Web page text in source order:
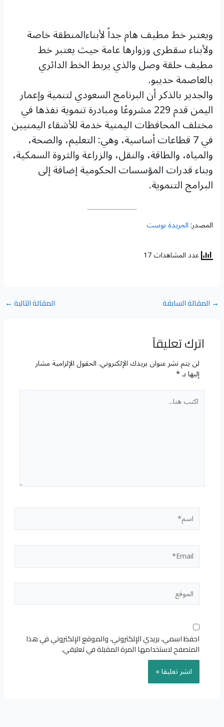
ويعتبر خط مطيف هام جداً لأبناءالمنطقة خاصة
ولأبناء سقطرى وزوارها عامة حيث يعتبر خط
مطيف حلقة وصل والذي يربط الخط الدائري
بالعاصمة حديبو.
والجدير بالذكر أن البرنامج السعودي لتنمية وإعمار
اليمن قدم 229 مشروعًا ومبادرة تنموية نفذها في
مختلف المحافظات اليمنية خدمة للأشقاء اليمنيين
في 7 قطاعات أساسية، وهي: التعليم، والصحة،
والمياه، والطاقة، والنقل، والزراعة والثروة السمكية،
وبناء قدرات المؤسسات الحكومية إضافة إلى
البرامج التنموية.
المصدر:الجريدة بوست
عدد المشاهدات 17
→ المقالة السابقة المقالة التالية ←
اترك تعليقاً
لن يتم نشر عنوان بريدك الإلكتروني.الحقول الإلزامية مشار
إليها بـ*
اكتب
هنا...
اسم*
Email*
الموقع
احفظ اسمي، بريدي الإلكتروني، والموقع الإلكتروني في هذا
المتصفح لاستخدامها المرة المقبلة في تعليقي.